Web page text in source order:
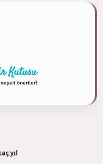
Kutusu
neşeli öneriler!
yıl